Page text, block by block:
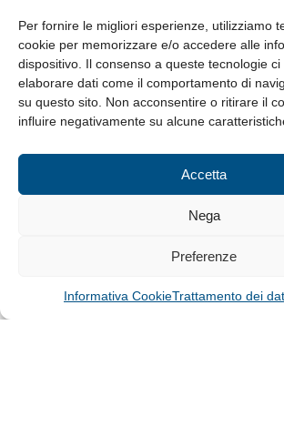
Per fornire le migliori esperienze, utilizziamo
cookie per memorizzare e/o accedere alle
dispositivo. Il consenso a queste tecnologie
elaborare dati come il comportamento di
su questo sito. Non acconsentire o ritirare il
influire negativamente su alcune
Accetta
Nega
Preferenze
Informativa CookieTrattamento dei
8.30-13.00 / 14.00-17.30
Whistleblowing
© Tutti i diritti riservati
Privacy Policy e Cookie|